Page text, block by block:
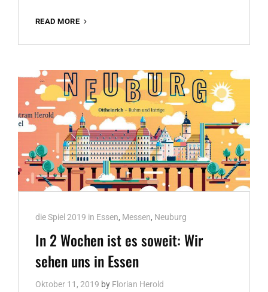
READ MORE
AUF
NEUHEITENSHOW!
Cat
Links
die Spiel 2019 in Essen, Messen, Neuburg
In 2 Wochen ist es soweit: Wir
sehen uns in Essen
Oktober 11, 2019 by Florian Herold